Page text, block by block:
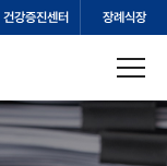
건강증진센터 장례식장